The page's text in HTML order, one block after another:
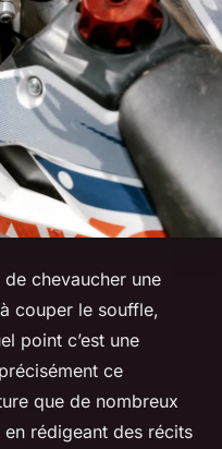
chevaucher une
couper le souffle,
point c’est une
ce
que de nombreux
rédigeant des récits